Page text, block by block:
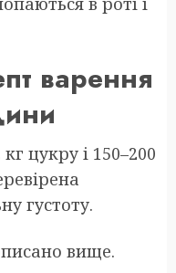
варення
цукру і 150–200
густоту.
вище.